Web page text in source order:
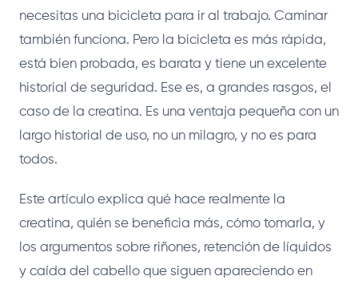
necesitas una bicicleta para ir al trabajo. Caminar
también funciona. Pero la bicicleta es más rápida,
está bien probada, es barata y tiene un excelente
historial de seguridad. Ese es, a grandes rasgos, el
caso de la creatina. Es una ventaja pequeña con un
largo historial de uso, no un milagro, y no es para
todos.
Este artículo explica qué hace realmente la
creatina, quién se beneficia más, cómo tomarla, y
los argumentos sobre riñones, retención de líquidos
y caída del cabello que siguen apareciendo en